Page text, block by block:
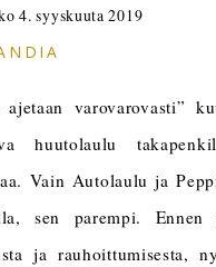
4. syyskuuta 2019
ajetaan varovarovasti”
huutolaulu
Vain Autolaulu ja
sen parempi. Ennen
ja rauhoittumisesta,